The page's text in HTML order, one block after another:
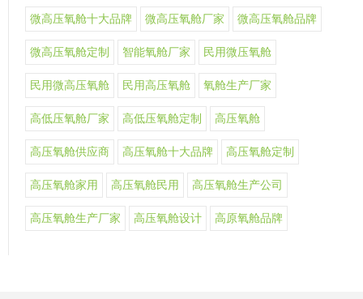
微高压氧舱十大品牌 微高压氧舱厂家 微高压氧舱品牌
微高压氧舱定制 智能氧舱厂家 民用微压氧舱
民用微高压氧舱 民用高压氧舱 氧舱生产厂家
高低压氧舱厂家 高低压氧舱定制 高压氧舱
高压氧舱供应商 高压氧舱十大品牌 高压氧舱定制
高压氧舱家用 高压氧舱民用 高压氧舱生产公司
高压氧舱生产厂家 高压氧舱设计 高原氧舱品牌